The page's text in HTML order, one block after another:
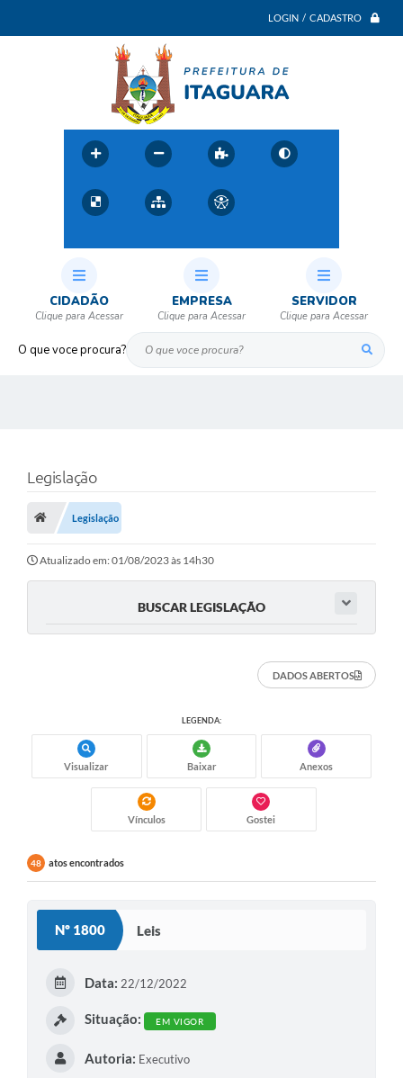
LOGIN / CADASTRO
O que voce procura?
CIDADÃO EMPRESA SERVIDOR
Legislação
Legislação
Atualizado em: 01/08/2023 às 14h30
BUSCAR LEGISLAÇÃO
DADOS ABERTOS
LEGENDA:
Visualizar Baixar Anexos
Vínculos Gostei
48 atos encontrados
Nº 1800 Leis
Data: 22/12/2022
Situação: EM VIGOR
Autoria: Executivo